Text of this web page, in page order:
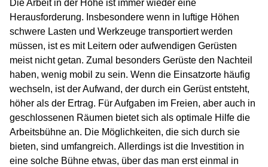
Die Arbeit in der Höhe ist immer wieder eine
Herausforderung. Insbesondere wenn in luftige Höhen
schwere Lasten und Werkzeuge transportiert werden
müssen, ist es mit Leitern oder aufwendigen Gerüsten
meist nicht getan. Zumal besonders Gerüste den Nachteil
haben, wenig mobil zu sein. Wenn die Einsatzorte häufig
wechseln, ist der Aufwand, der durch ein Gerüst entsteht,
höher als der Ertrag. Für Aufgaben im Freien, aber auch in
geschlossenen Räumen bietet sich als optimale Hilfe die
Arbeitsbühne an. Die Möglichkeiten, die sich durch sie
bieten, sind umfangreich. Allerdings ist die Investition in
eine solche Bühne etwas, über das man erst einmal in